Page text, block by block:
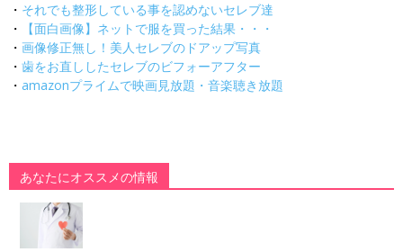
・ それでも整形している事を認めないセレブ達
・
【面白画像】ネットで服を買った結果・・・
・ 画像修正無し！美人セレブのドアップ写真
・ 歯をお直ししたセレブのビフォーアフター
・ amazonプライムで映画見放題・音楽聴き放題
あなたにオススメの情報